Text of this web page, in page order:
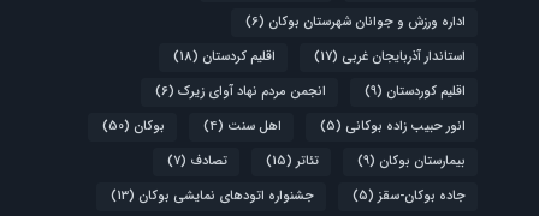
اداره ورزش و جوانان شهرستان بوکان (6)
استاندار آذربایجان غربی (17) اقلیم کردستان (18)
اقلیم کوردستان (9) انجمن مردم نهاد آوای زیرک (6)
انور حبیب زاده بوکانی (5) اهل سنت (4) بوکان (50)
بیمارستان بوکان (9) تئاتر (15) تصادف (7)
جاده بوکان-سقز (5) جشنواره اتودهای نمایشی بوکان (13)